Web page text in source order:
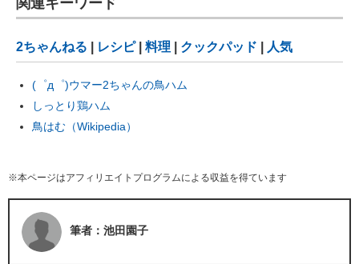
関連キーワード
2ちゃんねる レシピ| 料理 クックパッド 人気
(゜д゜)ウマー2ちゃんの鳥ハム
しっとり鶏ハム
鳥はむ（Wikipedia）
※本ページはアフィリエイトプログラムによる収益を得ています
筆者：池田園子